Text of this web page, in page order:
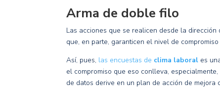
Arma de doble filo
Las acciones que se realicen desde la
que, en parte, garanticen el nivel de
Así, pues, las encuestas de clima laboral es
el compromiso que eso conlleva,
de datos derive en un plan de acción de mejora